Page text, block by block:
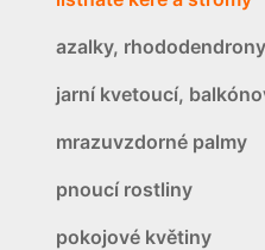
azalky,
jarní kvetoucí,
mrazuvzdorné palmy
pnoucí rostliny
pokojové květiny